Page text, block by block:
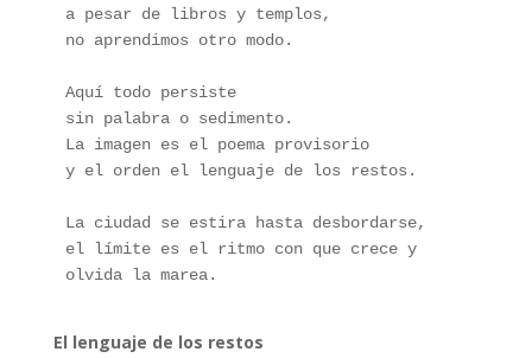
a pesar de libros y templos,
no aprendimos otro modo.
Aquí todo persiste
sin palabra o sedimento.
La imagen es el poema provisorio
y el orden el lenguaje de los restos.
La ciudad se estira hasta desbordarse,
el límite es el ritmo con que crece y
olvida la marea.
El lenguaje de los restos